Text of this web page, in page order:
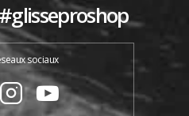
sociaux